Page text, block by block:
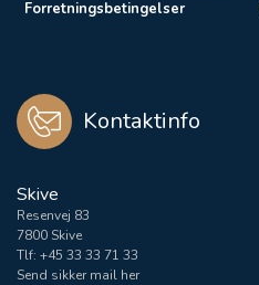
Forretningsbetingelser
Kontaktinfo
Skive
Resenvej 83
7800 Skive
Tlf: +45 33 33 71 33
Send sikker mail her